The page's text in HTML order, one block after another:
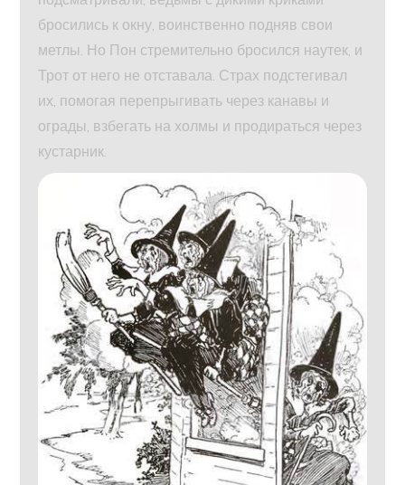
бросились к окну, воинственно подняв свои
метлы. Но Пон стремительно бросился наутек, и
Трот от него не отставала. Страх подстегивал
их, помогая перепрыгивать через канавы и
ограды, взбегать на холмы и продираться через
кустарник.